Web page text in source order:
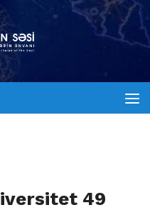
49